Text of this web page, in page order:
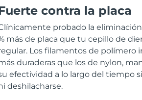
contra la placa
probado la
más de placa que tu cepillo de
Los filamentos de polímero
duraderas que los de nylon,
efectividad a lo largo del tiempo
deshilacharse.